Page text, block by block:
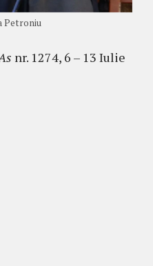
Petroniu
nr. 1274, 6 – 13 Iulie